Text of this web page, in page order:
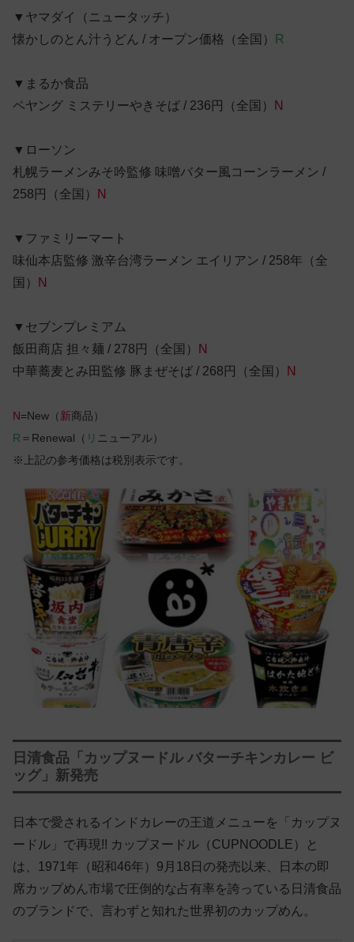
▼ヤマダイ（ニュータッチ）
懐かしのとん汁うどん / オープン価格（全国）
R
▼まるか食品
ペヤング ミステリーやきそば / 236円（全国）
N
▼ローソン
札幌ラーメンみそ吟監修 味噌バター風コーンラーメン /
258円（全国）
N
▼ファミリーマート
味仙本店監修 激辛台湾ラーメン エイリアン / 258年（全
国）
N
▼セブンプレミアム
飯田商店 担々麺 / 278円（全国）
N
中華蕎麦とみ田監修 豚まぜそば / 268円（全国）
N
N=New（新商品）
R ＝Renewal（ リ ニューアル）
※上記の参考価格は税別表示です。
日清食品「カップヌードル バターチキンカレー ビ
ッグ」新発売
日本で愛されるインドカレーの王道メニューを「カップヌ
ードル」で再現!! カップヌードル（CUPNOODLE）と
は、1971年（昭和46年）9月18日の発売以来、日本の即
席カップめん市場で圧倒的な占有率を誇っている日清食品
のブランドで、言わずと知れた世界初のカップめん。